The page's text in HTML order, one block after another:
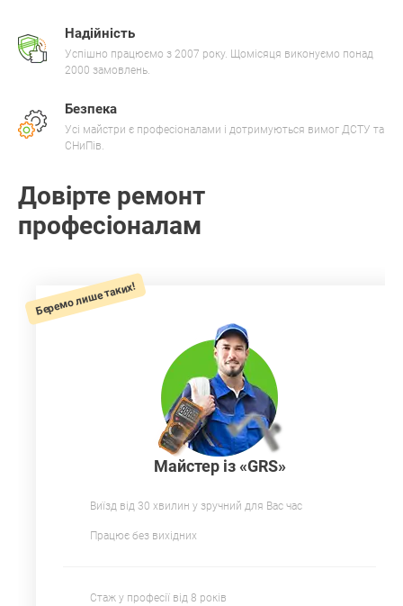
Надійність
Успішно працюємо з 2007 року. Щомісяця виконуємо понад
2000 замовлень.
Безпека
Усі майстри є професіоналами і дотримуються вимог ДСТУ та
СНиПів.
Довірте ремонт
професіоналам
Майстер із «GRS»
Виїзд від 30 хвилин у зручний для Вас час
Працює без вихідних
Стаж у професії від 8 років
Беремо лише таких!